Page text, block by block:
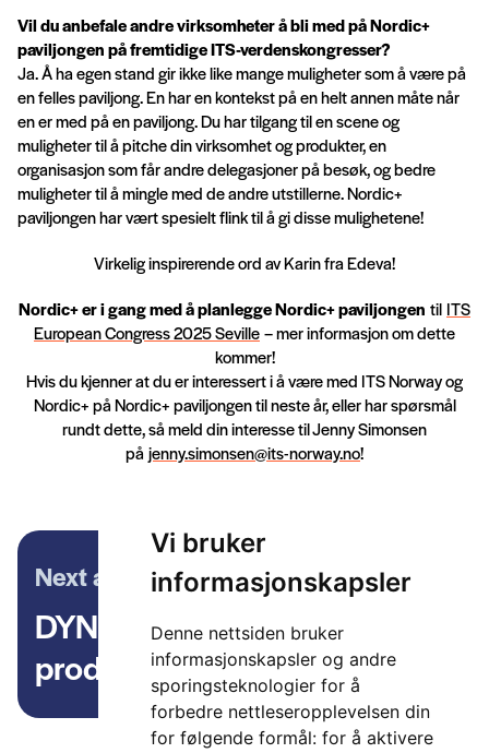
Vi bruker
informasjonskapsler
Denne nettsiden bruker
informasjonskapsler og andre
sporingsteknologier for å
forbedre nettleseropplevelsen din
for følgende formål: for å aktivere
Vil du anbefale andre virksomheter å bli med på Nordic+
paviljongen på fremtidige ITS-verdenskongresser?
Ja. Å ha egen stand gir ikke like mange muligheter som å være på
en felles paviljong. En har en kontekst på en helt annen måte når
en er med på en paviljong. Du har tilgang til en scene og
muligheter til å pitche din virksomhet og produkter, en
organisasjon som får andre delegasjoner på besøk, og bedre
muligheter til å mingle med de andre utstillerne. Nordic+
paviljongen har vært spesielt flink til å gi disse mulighetene!
Virkelig inspirerende ord av Karin fra Edeva!
Nordic+ er i gang med å planlegge Nordic+ paviljongen til ITS
European Congress 2025 Seville– mer informasjon om dette
kommer!
Hvis du kjenner at du er interessert i å være med ITS Norway og
Nordic+ på Nordic+ paviljongen til neste år, eller har spørsmål
rundt dette, så meld din interesse til Jenny Simonsen
på jenny.simonsen@its-norway.no!
Next article
DYNAPORT-prosjektets
produktive uke i Trondheim